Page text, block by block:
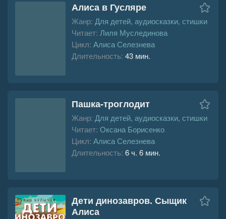
Алиса в Гусляре
Жанр: Для детей, аудиосказки, стишки
Читает: Лиля Муслединова
Цикл: Алиса Селезнева
Длительность: 43 мин.
Пашка-троглодит
Жанр: Для детей, аудиосказки, стишки
Читает: Оксана Борисенко
Цикл: Алиса Селезнева
Длительность: 6 ч. 6 мин.
Дети динозавров. Сыщик
Алиса